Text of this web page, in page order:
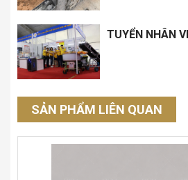
TUYỂN NHÂN
SẢN PHẨM LIÊN QUAN